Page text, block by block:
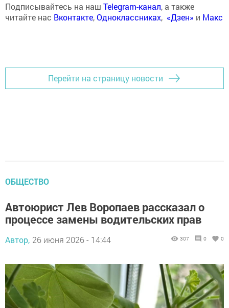
Подписывайтесь на наш Telegram-канал, а также
читайте нас Вконтакте,Одноклассниках, «Дзен» и Макс
Перейти на страницу новости
ОБЩЕСТВО
Автоюрист Лев Воропаев рассказал о
процессе замены водительских прав
Автор, 26 июня 2026 - 14:44 307 0 0